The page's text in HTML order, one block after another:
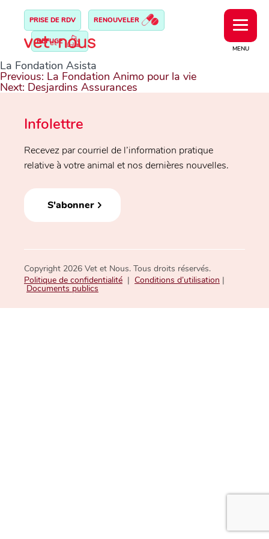
MENU
PRISE DE RDV RENOUVELER
REFUGE
La Fondation Asista
Navigation
de
l’article
Previous: La Fondation Animo pour la vie
Next: Desjardins Assurances
Infolettre
Recevez par courriel de l’information pratique
relative à votre animal et nos dernières nouvelles.
S'abonner
Copyright 2026 Vet et Nous. Tous droits réservés.
Politique de confidentialité | Conditions d’utilisation |
Documents publics